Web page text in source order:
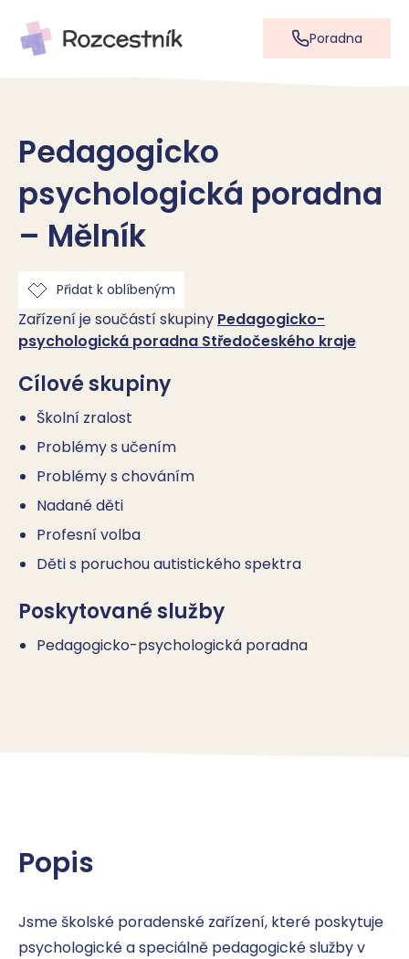
Poradna
Pedagogicko
psychologická poradna
– Mělník
Přidat k oblíbeným
Zařízení je součástí skupiny Pedagogicko-
psychologická poradna Středočeského kraje
Cílové skupiny
Školní zralost
Problémy s učením
Problémy s chováním
Nadané děti
Profesní volba
Děti s poruchou autistického spektra
Poskytované služby
Pedagogicko-psychologická poradna
Popis
Jsme školské poradenské zařízení, které poskytuje
psychologické a speciálně pedagogické služby v